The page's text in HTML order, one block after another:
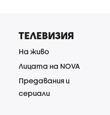
ТЕЛЕВИЗИЯ
На живо
Лицата на NOVA
Предавания и
сериали